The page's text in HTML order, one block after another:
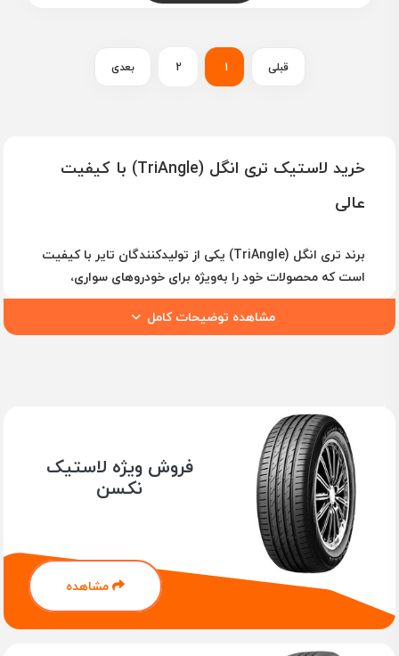
قبلی 1
2 بعدی
خرید لاستیک تری انگل (TriAngle) با کیفیت
عالی
برند تری انگل (TriAngle) یکی از تولیدکنندگان تایر با کیفیت
است که محصولات خود را به‌ویژه برای خودروهای سواری،
شاسی‌بلند و آفرود طراحی کرده است. این برند در چند دهه
گذشته به‌عنوان یک انتخاب مناسب برای رانندگان به‌ویژه در
می‌شوند. این برند طیف وسیعی از لاستیک‌ها را برای شرایط
مختلف جاده‌ای از جمله جاده‌های خشک و مرطوب، برفی و
گل‌آلود ارائه می‌دهد.
ویژگی‌های تایرهای TriAngle
کیفیت ساخت بالا و طراحی مطابق با استانداردهای جهانی
چسبندگی و پایداری عالی در شرایط مختلف جاده
طراحی آج ویژه برای عمر طولانی و کاهش سایش
مناسب برای خودروهای سواری، شاسی‌بلند و آفرود
قیمت مناسب و مقرون‌به‌صرفه
در فروشگاه یوزپلنگ می‌توانید انواع سایزهای لاستیک تری
مشاهده توضیحات کامل
فروش ویژه لاستیک
نکسن
مشاهده